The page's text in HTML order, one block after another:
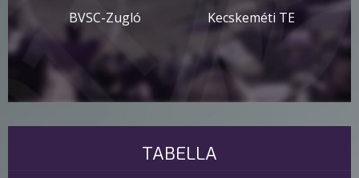
BVSC-Zugló Kecskeméti TE
TABELLA